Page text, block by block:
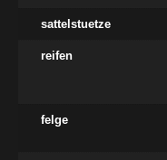
sattelstuetze
reifen
felge